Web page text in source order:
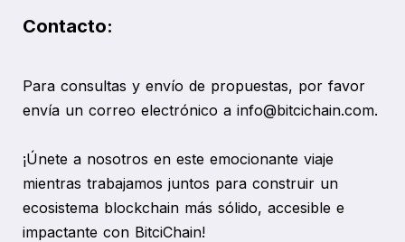
Contacto:
Para consultas y envío de propuestas, por favor
envía un correo electrónico a info@bitcichain.com.
¡Únete a nosotros en este emocionante viaje
mientras trabajamos juntos para construir un
ecosistema blockchain más sólido, accesible e
impactante con BitciChain!